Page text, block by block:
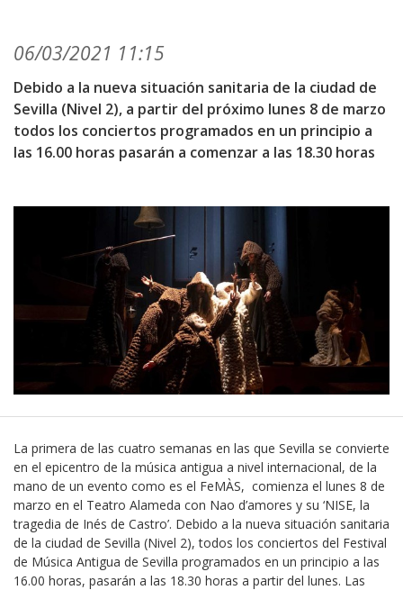
06/03/2021 11:15
Debido a la nueva situación sanitaria de la ciudad de
Sevilla (Nivel 2), a partir del próximo lunes 8 de marzo
todos los conciertos programados en un principio a
las 16.00 horas pasarán a comenzar a las 18.30 horas
La primera de las cuatro semanas en las que Sevilla se convierte
en el epicentro de la música antigua a nivel internacional, de la
mano de un evento como es el FeMÀS, comienza el lunes 8 de
marzo en el Teatro Alameda con Nao d’amores y su ‘NISE, la
tragedia de Inés de Castro’. Debido a la nueva situación sanitaria
de la ciudad de Sevilla (Nivel 2), todos los conciertos del Festival
de Música Antigua de Sevilla programados en un principio a las
16.00 horas, pasarán a las 18.30 horas a partir del lunes. Las